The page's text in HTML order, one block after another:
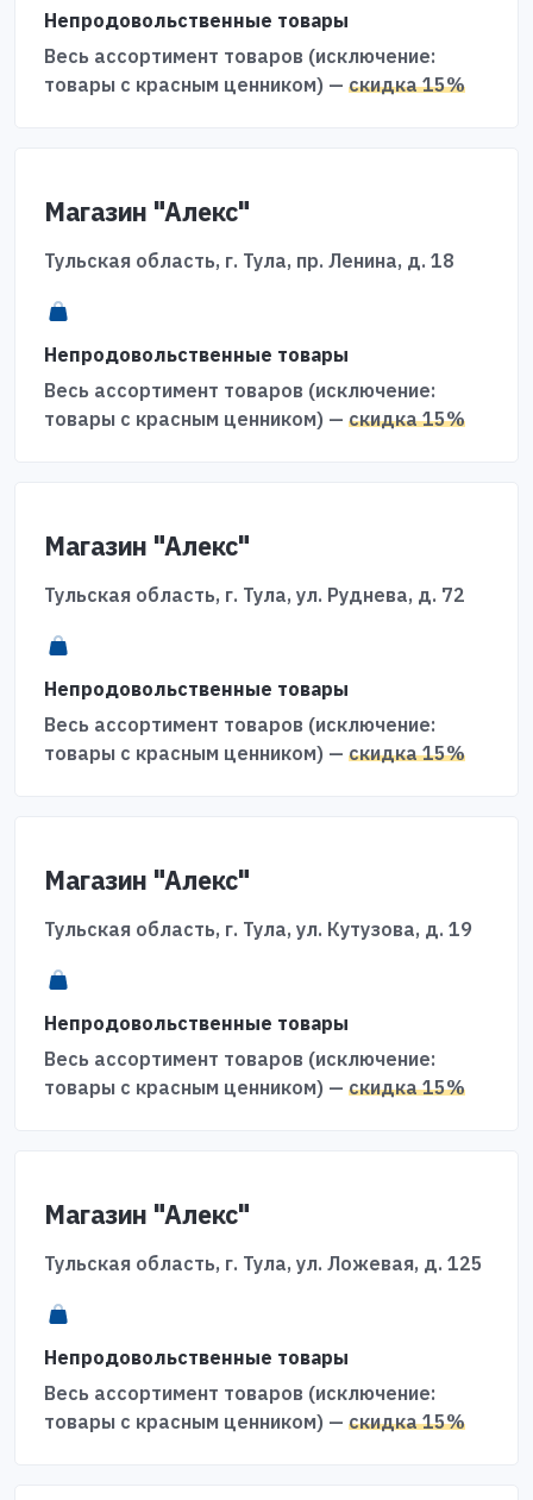
Непродовольственные товары
Весь ассортимент товаров (исключение:
товары с красным ценником) — скидка 15%
Магазин "Алекс"
Тульская область, г. Тула, пр. Ленина, д. 18
Непродовольственные товары
Весь ассортимент товаров (исключение:
товары с красным ценником) — скидка 15%
Магазин "Алекс"
Тульская область, г. Тула, ул. Руднева, д. 72
Непродовольственные товары
Весь ассортимент товаров (исключение:
товары с красным ценником) — скидка 15%
Магазин "Алекс"
Тульская область, г. Тула, ул. Кутузова, д. 19
Непродовольственные товары
Весь ассортимент товаров (исключение:
товары с красным ценником) — скидка 15%
Магазин "Алекс"
Тульская область, г. Тула, ул. Ложевая, д. 125
Непродовольственные товары
Весь ассортимент товаров (исключение:
товары с красным ценником) — скидка 15%